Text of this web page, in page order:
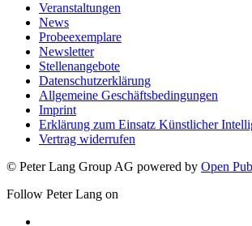
Veranstaltungen
News
Probeexemplare
Newsletter
Stellenangebote
Datenschutzerklärung
Allgemeine Geschäftsbedingungen
Imprint
Erklärung zum Einsatz Künstlicher
Vertrag widerrufen
© Peter Lang Group AG powered by Open
Follow Peter Lang on